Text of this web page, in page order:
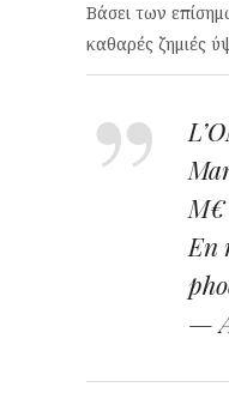
Βάσει των
καθαρές ζημιές
M€
En
—